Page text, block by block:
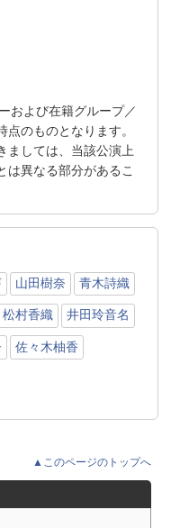
および在籍グループ／
のものとなります。
ましては、当該公演上
は異なる部分があるこ
山田樹奈 青木詩織
松村香織 井田玲音名
佐々木柚香
▲このページのトップへ